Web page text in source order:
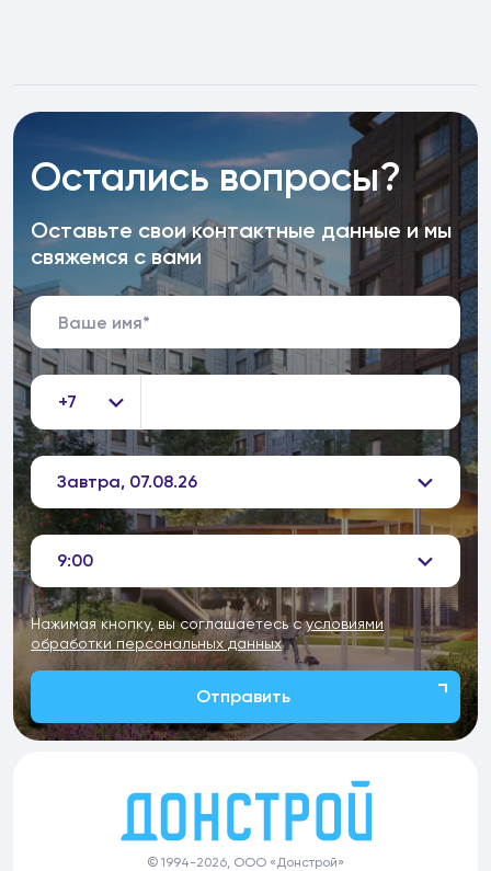
Остались вопросы?
Оставьте свои контактные данные и мы
свяжемся с вами
+7
Завтра, 07.08.26
9:00
Нажимая кнопку, вы соглашаетесь сусловиями
обработки персональных данных
Отправить
© 1994-2026, ООО «Донстрой»